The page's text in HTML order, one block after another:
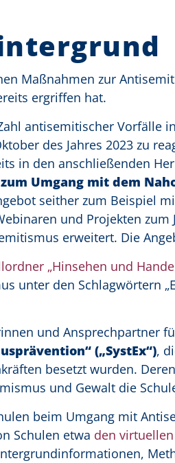
Maßnahmen zur
ergriffen hat.
antisemitischer Vorfälle
des Jahres 2023 zu
in den anschließenden
Umgang mit dem
seither zum Beispiel
und Projekten
erweitert. Die
„Hinsehen und
unter den Schlagwörtern
und Ansprechpartner
(„SystEx“),
besetzt wurden.
und Gewalt die
beim Umgang mit
Schulen etwa den